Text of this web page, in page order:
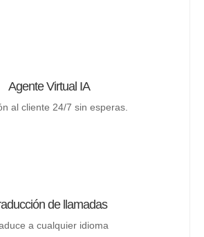
Agente Virtual IA
al cliente 24/7 sin esperas.
de llamadas
a cualquier idioma